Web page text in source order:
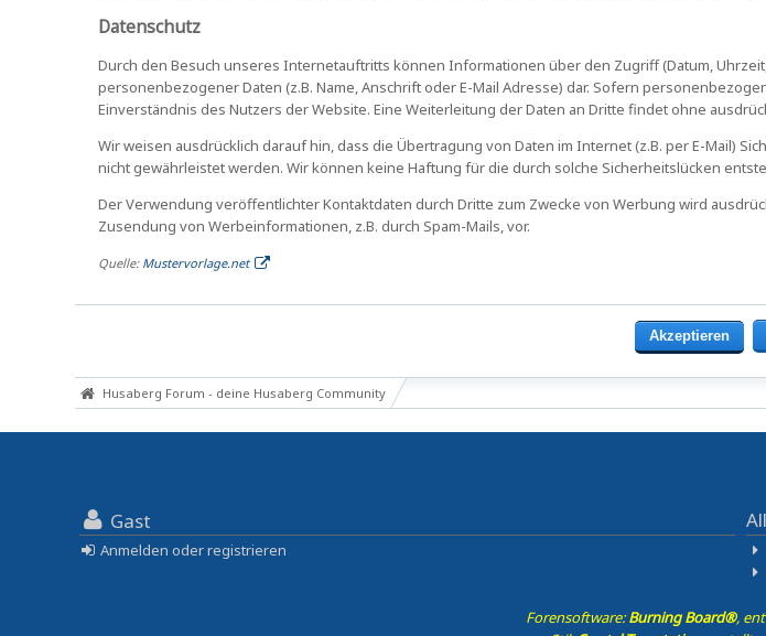
Datenschutz
Durch den Besuch unseres Internetauftritts können Informationen über den Zugriff (Datum,
personenbezogener Daten (z.B. Name, Anschrift oder E-Mail Adresse) dar. Sofern
Einverständnis des Nutzers der Website. Eine Weiterleitung der Daten an Dritte findet ohne
Wir weisen ausdrücklich darauf hin, dass die Übertragung von Daten im Internet (z.B. per E-Mail)
nicht gewährleistet werden. Wir können keine Haftung für die durch solche Sicherheitslücken
Der Verwendung veröffentlichter Kontaktdaten durch Dritte zum Zwecke von Werbung wird
Zusendung von Werbeinformationen, z.B. durch Spam-Mails, vor.
Quelle: Mustervorlage.net
Husaberg Forum - deine Husaberg Community
Gast
Anmelden oder registrieren
Forensoftware:Burning Board®,